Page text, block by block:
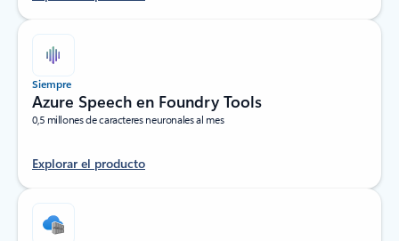
Siempre
Azure Speech en Foundry Tools
0,5 millones de caracteres neuronales al mes
Explorar el producto